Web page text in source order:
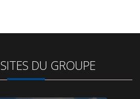
DU GROUPE